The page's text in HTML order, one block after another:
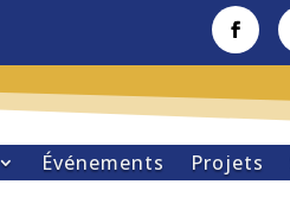
Événements Projets